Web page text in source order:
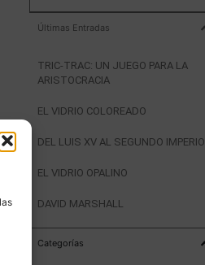
Últimas Entradas
TRIC-TRAC: UN JUEGO PARA LA
ARISTOCRACIA
EL VIDRIO COLOREADO
DEL LUIS XV AL SEGUNDO IMPERIO
EL VIDRIO OPALINO
DAVID MARSHALL
Categorías